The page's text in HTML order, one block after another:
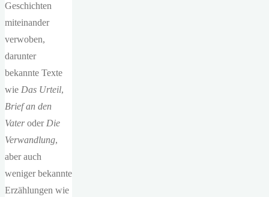
Geschichten
miteinander
verwoben,
darunter
bekannte Texte
wie Das Urteil,
Brief an den
Vateroder Die
Verwandlung,
aber auch
weniger bekannte
Erzählungen wie